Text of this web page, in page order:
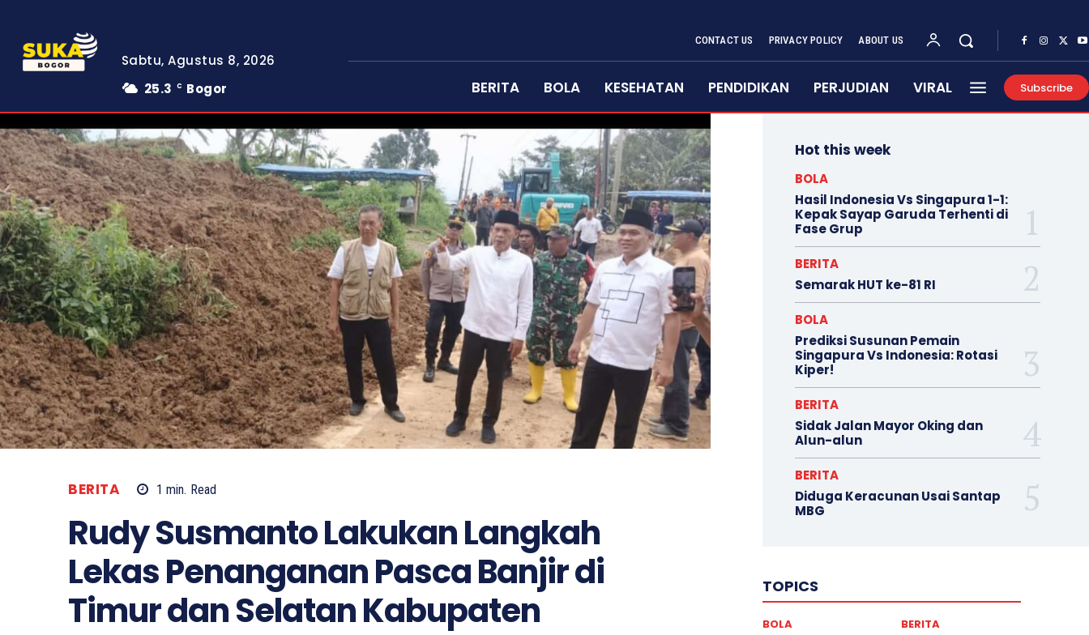
Sabtu, Agustus 8, 2026
25.3
C Bogor
CONTACT US PRIVACY POLICY ABOUT US
BERITA BOLA KESEHATAN PENDIDIKAN PERJUDIAN VIRAL Subscribe
BERITA 1 min. Read
Rudy Susmanto Lakukan Langkah
Lekas Penanganan Pasca Banjir di
Timur dan Selatan Kabupaten
Hot this week
BOLA
Hasil Indonesia Vs Singapura 1-1:
Kepak Sayap Garuda Terhenti di
Fase Grup
BERITA
Semarak HUT ke-81 RI
BOLA
Prediksi Susunan Pemain
Singapura Vs Indonesia: Rotasi
Kiper!
BERITA
Sidak Jalan Mayor Oking dan
Alun-alun
BERITA
Diduga Keracunan Usai Santap
MBG
TOPICS
BOLA BERITA